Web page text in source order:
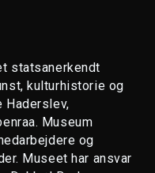
statsanerkendt
kulturhistorie og
Haderslev,
Museum
og
Museet har ansvar